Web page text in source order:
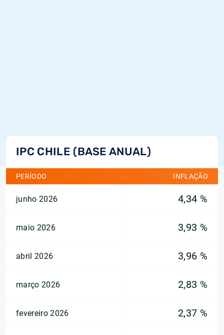
IPC CHILE (BASE ANUAL)
PERÍODO INFLAÇÃO
junho 2026 4,34 %
maio 2026 3,93 %
abril 2026 3,96 %
março 2026 2,83 %
fevereiro 2026 2,37 %